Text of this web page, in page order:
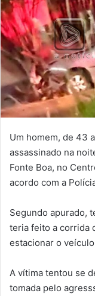
Um homem, de 43
assassinado na
Fonte Boa, no
acordo com a
Segundo apurado,
teria feito a corrida
estacionar o
A vítima tentou se
tomada pelo